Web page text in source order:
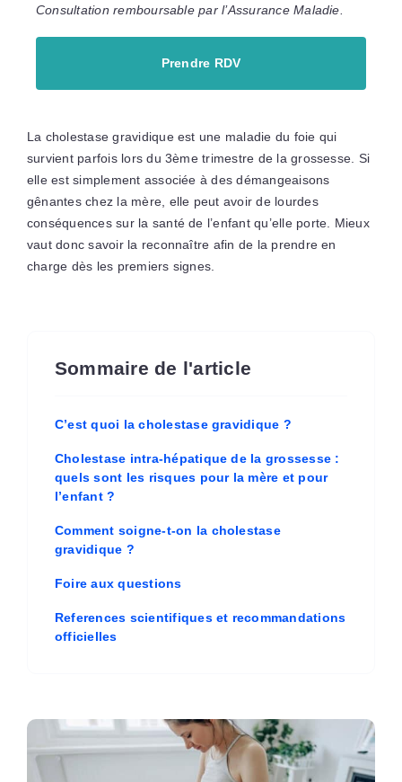
Consultation remboursable par l’Assurance Maladie.
Prendre RDV
La cholestase gravidique est une maladie du foie qui
survient parfois lors du 3ème trimestre de la grossesse. Si
elle est simplement associée à des démangeaisons
gênantes chez la mère, elle peut avoir de lourdes
conséquences sur la santé de l’enfant qu’elle porte. Mieux
vaut donc savoir la reconnaître afin de la prendre en
charge dès les premiers signes.
Sommaire de l'article
C’est quoi la cholestase gravidique ?
Cholestase intra-hépatique de la grossesse :
quels sont les risques pour la mère et pour
l’enfant ?
Comment soigne-t-on la cholestase
gravidique ?
Foire aux questions
References scientifiques et recommandations
officielles